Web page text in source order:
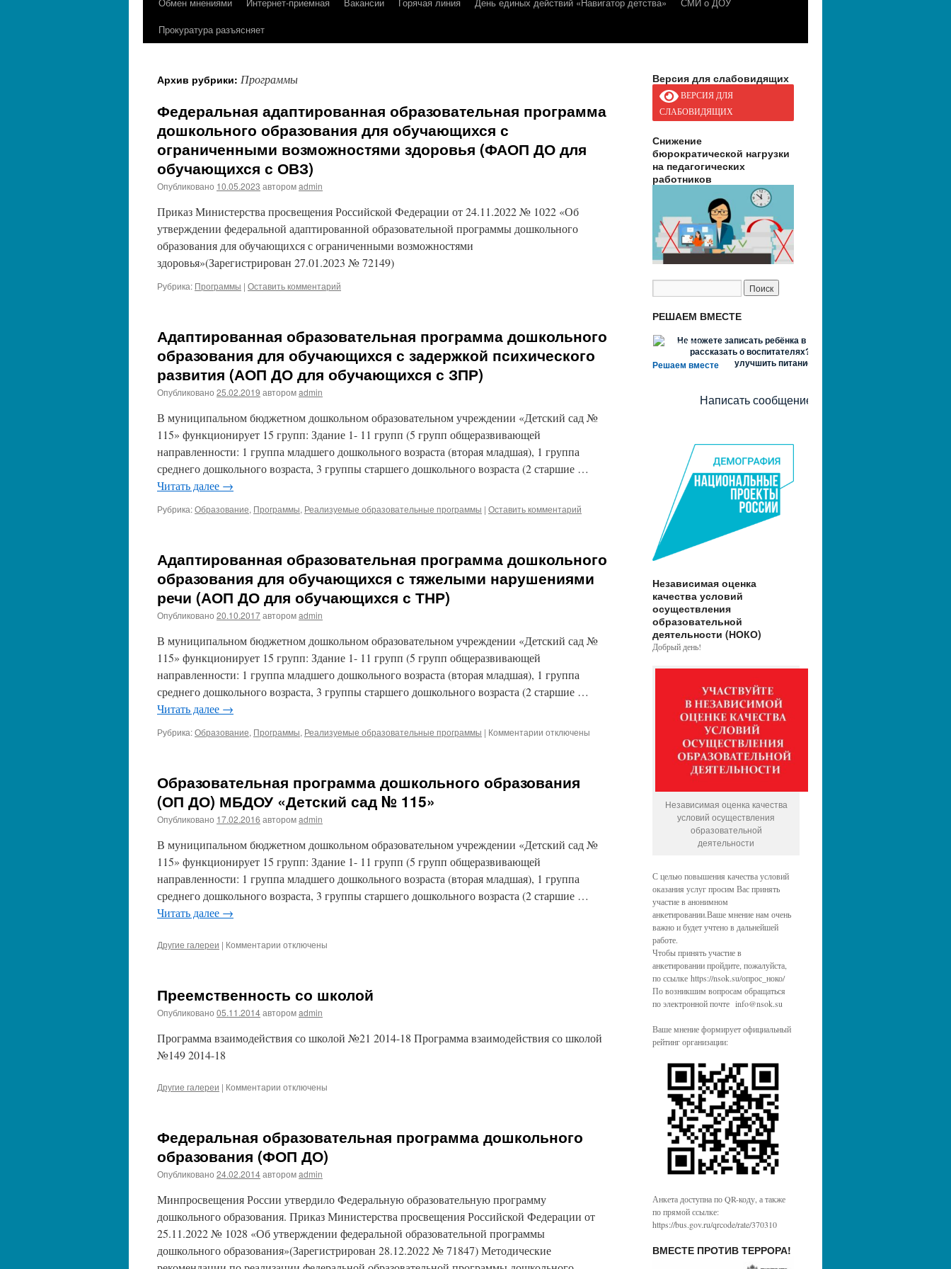
Прокуратура разъясняет
Архив рубрики: Программы
Федеральная адаптированная образовательная программа
дошкольного образования для обучающихся с
ограниченными возможностями здоровья (ФАОП ДО для
обучающихся с ОВЗ)
Опубликовано 10.05.2023 авторомadmin
Приказ Министерства просвещения Российской Федерации от 24.11.2022 № 1022 «Об
утверждении федеральной адаптированной образовательной программы дошкольного
образования для обучающихся с ограниченными возможностями
здоровья»(Зарегистрирован 27.01.2023 № 72149)
Рубрика: Программы | Оставить комментарий
Адаптированная образовательная программа дошкольного
образования для обучающихся с задержкой психического
развития (АОП ДО для обучающихся с ЗПР)
Опубликовано 25.02.2019 авторомadmin
В муниципальном бюджетном дошкольном образовательном учреждении «Детский сад №
115» функционирует 15 групп: Здание 1- 11 групп (5 групп общеразвивающей
направленности: 1 группа младшего дошкольного возраста (вторая младшая), 1 группа
среднего дошкольного возраста, 3 группы старшего дошкольного возраста (2 старшие …
Читать далее →
Рубрика:Образование, Программы, Реализуемые образовательные программы | Оставить комментарий
Адаптированная образовательная программа дошкольного
образования для обучающихся с тяжелыми нарушениями
речи (АОП ДО для обучающихся с ТНР)
Опубликовано 20.10.2017авторомadmin
В муниципальном бюджетном дошкольном образовательном учреждении «Детский сад №
115» функционирует 15 групп: Здание 1- 11 групп (5 групп общеразвивающей
направленности: 1 группа младшего дошкольного возраста (вторая младшая), 1 группа
среднего дошкольного возраста, 3 группы старшего дошкольного возраста (2 старшие …
Читать далее →
Рубрика:Образование, Программы, Реализуемые образовательные программы | Комментарии к
программа
с
речи
(АОП
отключены
Образовательная программа дошкольного образования
(ОП ДО) МБДОУ «Детский сад № 115»
Опубликовано 17.02.2016 авторомadmin
В муниципальном бюджетном дошкольном образовательном учреждении «Детский сад №
115» функционирует 15 групп: Здание 1- 11 групп (5 групп общеразвивающей
направленности: 1 группа младшего дошкольного возраста (вторая младшая), 1 группа
среднего дошкольного возраста, 3 группы старшего дошкольного возраста (2 старшие …
Читать далее →
Другие галереи | Комментарии к
дошкольного
образования
(ОП
МБДОУ
№
отключены
Преемственность со школой
Опубликовано 05.11.2014авторомadmin
Программа взаимодействия со школой №21 2014-18 Программа взаимодействия со школой
№149 2014-18
Другие галереи | Комментарии к
школой
отключены
Федеральная образовательная программа дошкольного
образования (ФОП ДО)
Опубликовано 24.02.2014авторомadmin
Минпросвещения России утвердило Федеральную образовательную программу
дошкольного образования. Приказ Министерства просвещения Российской Федерации от
25.11.2022 № 1028 «Об утверждении федеральной образовательной программы
дошкольного образования»(Зарегистрирован 28.12.2022 № 71847) Методические
Версия для слабовидящих
ВЕРСИЯ ДЛЯ
СЛАБОВИДЯЩИХ
Снижение
бюрократической нагрузки
на педагогических
работников
РЕШАЕМ ВМЕСТЕ
Решаем вместе
Не можете записать ребёнка в сад? Хотите
рассказать о воспитателях? Знаете, как
улучшить питание и занятия?
Написать сообщение
Независимая оценка
качества условий
осуществления
образовательной
деятельности (НОКО)
Добрый день!
Независимая оценка качества
условий осуществления
образовательной
деятельности
С целью повышения качества условий
оказания услуг просим Вас принять
участие в анонимном
анкетировании.Ваше мнение нам очень
важно и будет учтено в дальнейшей
работе.
Чтобы принять участие в
анкетировании пройдите, пожалуйста,
по ссылке https://nsok.su/опрос_ноко/
По возникшим вопросам обращаться
по электронной почте info@nsok.su
Ваше мнение формирует официальный
рейтинг организации:
Анкета доступна по QR-коду, а также
по прямой ссылке:
https://bus.gov.ru/qrcode/rate/370310
ВМЕСТЕ ПРОТИВ ТЕРРОРА!